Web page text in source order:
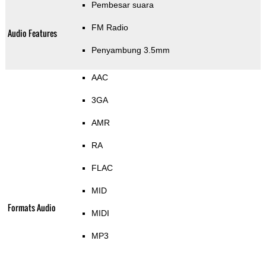
Audio Features
Pembesar suara
FM Radio
Penyambung 3.5mm
Formats Audio
AAC
3GA
AMR
RA
FLAC
MID
MIDI
MP3